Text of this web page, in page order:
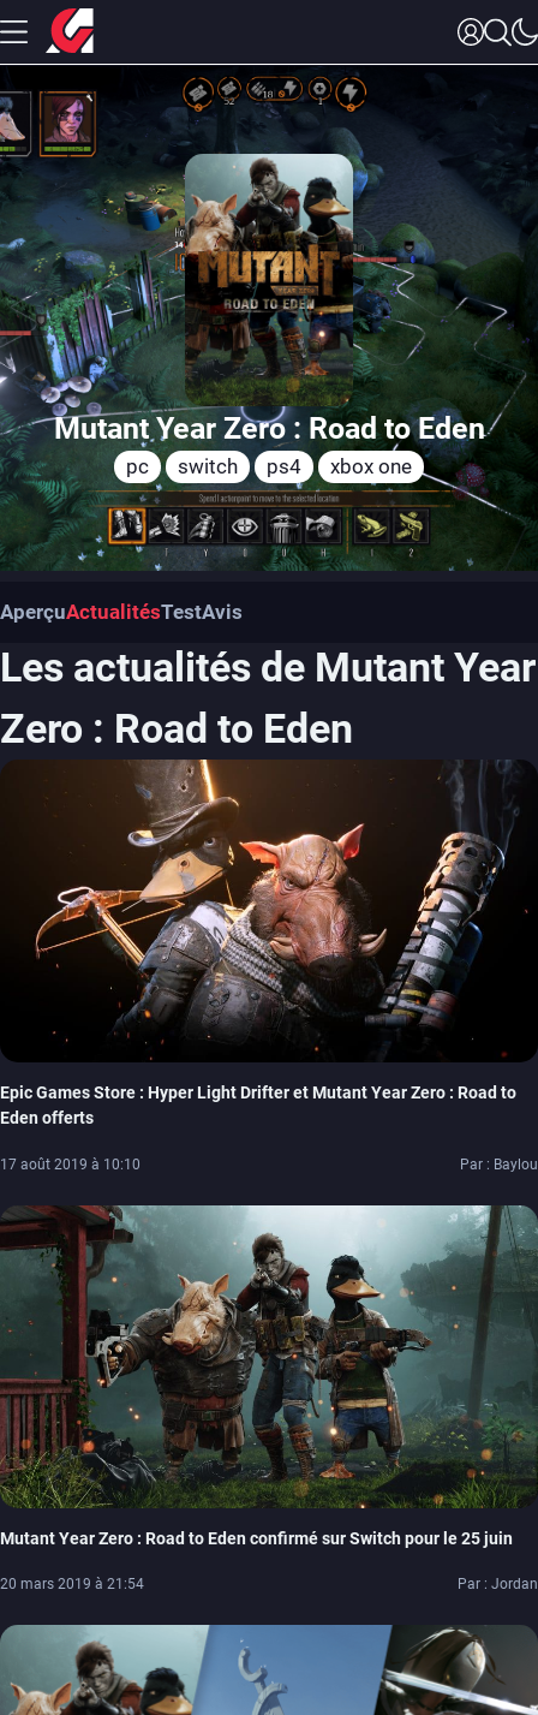
Mutant Year Zero : Road to Eden
pc switch ps4 xbox one
AperçuActualitésTestAvis
Les actualités de Mutant Year
Zero : Road to Eden
Epic Games Store : Hyper Light Drifter et Mutant Year Zero : Road to
Eden offerts
17 août 2019 à 10:10 Par : Baylou
Mutant Year Zero : Road to Eden confirmé sur Switch pour le 25 juin
20 mars 2019 à 21:54 Par : Jordan